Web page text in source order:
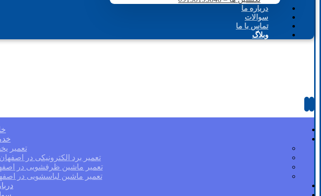
درباره ما
سوالات
تماس با ما
وبلاگ
تعمیر
تعمیر برد الکترونیکی در اصفهان با
تعمیر ماشین ظرفشویی در اصفهان با
تعمیر ماشین لباسشویی در اصفهان با